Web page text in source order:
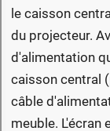
le caisson
du projecteur.
d'alimentation
caisson central
câble
meuble.